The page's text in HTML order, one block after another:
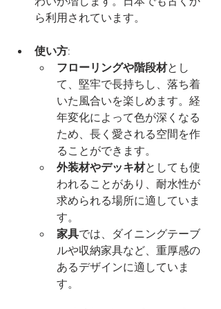
ら利用されています。
使い方:
フローリングや階段材とし
て、堅牢で長持ちし、落ち着
いた風合いを楽しめます。経
年変化によって色が深くなる
ため、長く愛される空間を作
ることができます。
外装材やデッキ材としても使
われることがあり、耐水性が
求められる場所に適していま
す。
家具では、ダイニングテーブ
ルや収納家具など、重厚感の
あるデザインに適していま
す。